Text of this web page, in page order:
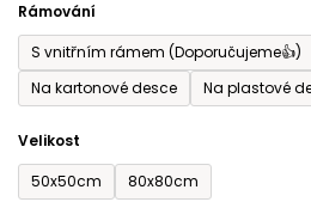
Rámování
S vnitřním rámem (Doporučujeme👍)
Na kartonové desce
Na plastové
Velikost
50x50cm
80x80cm
5
hvězdiček.